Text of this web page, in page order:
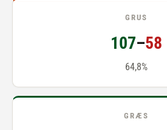
GRUS
107–58
64,8%
GRÆS